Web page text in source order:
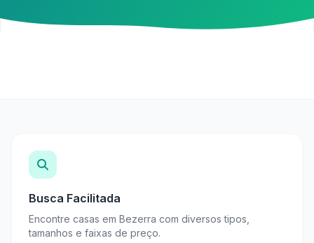
Busca Facilitada
Encontre casas em Bezerra com diversos tipos,
tamanhos e faixas de preço.